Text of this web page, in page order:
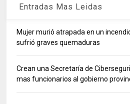
Entradas Mas Leidas
Mujer murió atrapada en un
sufrió graves quemaduras
Crean una Secretaría de
mas funcionarios al gobierno